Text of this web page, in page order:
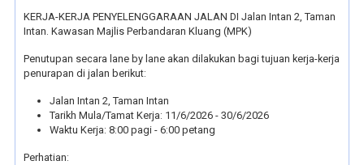
KERJA-KERJA PENYELENGGARAAN JALAN DI Jalan Intan 2, Taman
Intan. Kawasan Majlis Perbandaran Kluang (MPK)
Penutupan secara lane by lane akan dilakukan bagi tujuan kerja-kerja
penurapan di jalan berikut:
Jalan Intan 2, Taman Intan
Tarikh Mula/Tamat Kerja: 11/6/2026 - 30/6/2026
Waktu Kerja: 8:00 pagi - 6:00 petang
Perhatian: